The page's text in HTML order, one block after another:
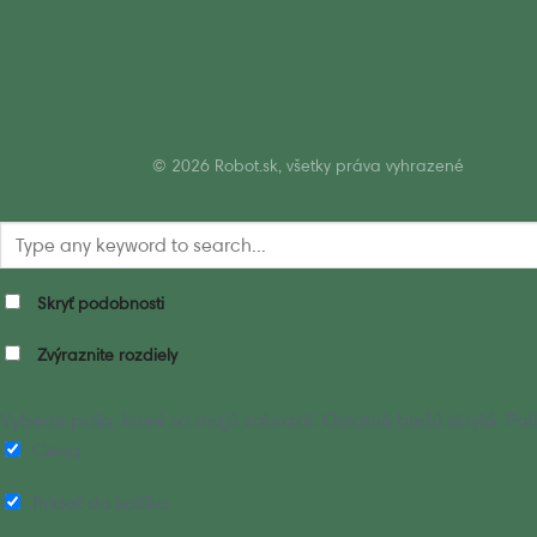
© 2026 Robot.sk, všetky práva vyhrazené
Skryť podobnosti
Zvýraznite rozdiely
Vyberte polia, ktoré sa majú zobraziť. Ostatné budú skryté.
Cena
Pridať do košíka